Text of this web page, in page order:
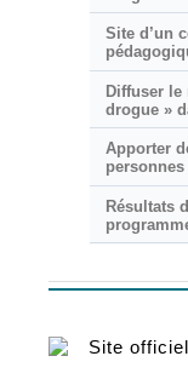
Site d’un
Diffuser le
drogue »
Apporter
personnes
Résultats